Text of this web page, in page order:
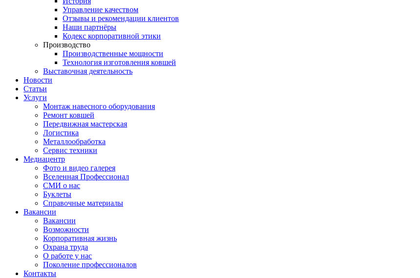
Управление качеством
Отзывы и рекомендации клиентов
Наши партнёры
Кодекс корпоративной этики
Производство
Производственные мощности
Технология изготовления ковшей
Выставочная деятельность
Новости
Статьи
Услуги
Монтаж навесного оборудования
Ремонт ковшей
Передвижная мастерская
Логистика
Металлообработка
Сервис техники
Медиацентр
Фото и видео галерея
Вселенная Профессионал
СМИ о нас
Буклеты
Справочные материалы
Вакансии
Вакансии
Возможности
Корпоративная жизнь
Охрана труда
О работе у нас
Поколение профессионалов
Контакты